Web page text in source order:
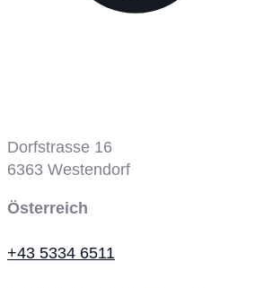
Dorfstrasse 16
6363 Westendorf
Österreich
+43 5334 6511